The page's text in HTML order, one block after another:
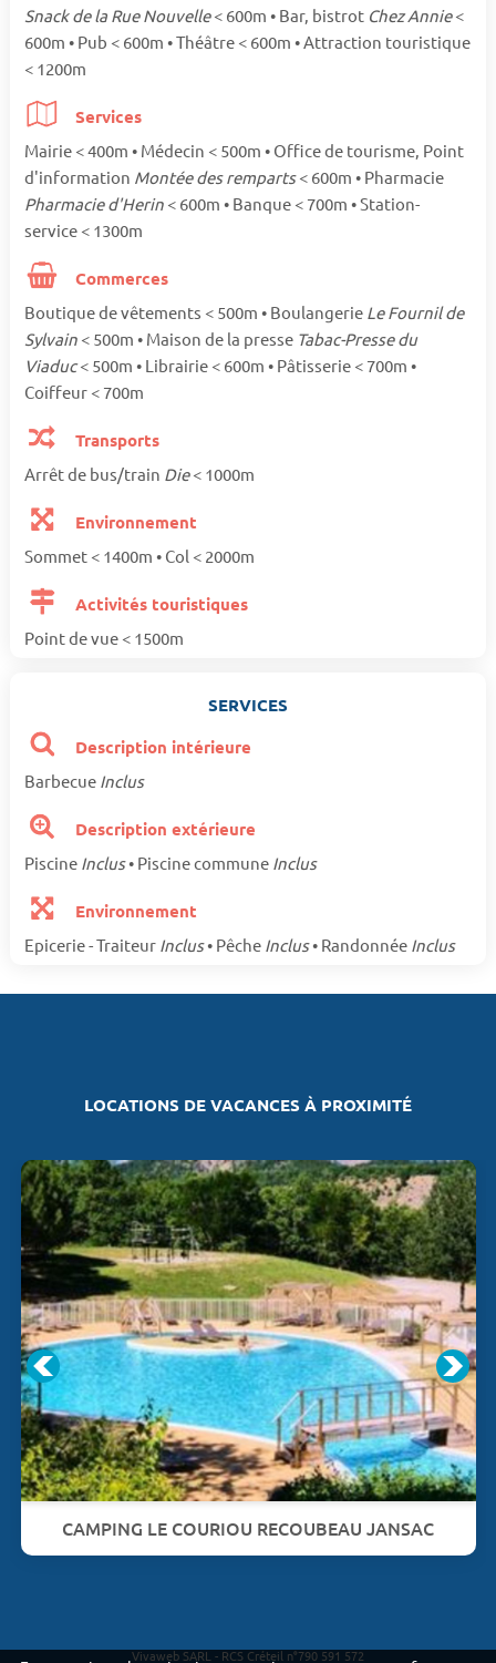
Snack de la Rue Nouvelle< 600m • Bar, bistrot Chez Annie<
600m • Pub < 600m • Théâtre < 600m • Attraction touristique
< 1200m
Services
Mairie < 400m • Médecin < 500m • Office de tourisme, Point
d'information Montée des remparts< 600m • Pharmacie
Pharmacie d'Herin < 600m • Banque < 700m • Station-
service < 1300m
Commerces
Boutique de vêtements < 500m • Boulangerie Le Fournil de
Sylvain < 500m • Maison de la presse Tabac-Presse du
Viaduc< 500m • Librairie < 600m • Pâtisserie < 700m •
Coiffeur < 700m
Transports
Arrêt de bus/train Die< 1000m
Environnement
Sommet < 1400m • Col < 2000m
Activités touristiques
Point de vue < 1500m
SERVICES
Description intérieure
Barbecue Inclus
Description extérieure
Piscine Inclus• Piscine commune Inclus
Environnement
Epicerie - Traiteur Inclus• Pêche Inclus• Randonnée Inclus
LOCATIONS DE VACANCES À PROXIMITÉ
CAMPING LE COURIOU RECOUBEAU JANSAC
Vivaweb SARL - RCS Créteil n°790 591 572